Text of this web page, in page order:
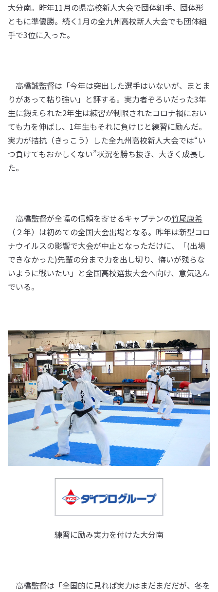
大分南。昨年11月の県高校新人大会で団体組手、団体形
ともに準優勝。続く1月の全九州高校新人大会でも団体組
手で3位に入った。
高橋誠監督は「今年は突出した選手はいないが、まとま
りがあって粘り強い」と評する。実力者ぞろいだった3年
生に鍛えられた2年生は練習が制限されたコロナ禍におい
ても力を伸ばし、1年生もそれに負けじと練習に励んだ。
実力が拮抗（きっこう）した全九州高校新人大会では“い
つ負けてもおかしくない”状況を勝ち抜き、大きく成長し
た。
高橋監督が全幅の信頼を寄せるキャプテンの竹尾康希
（２年）は初めての全国大会出場となる。昨年は新型コロ
ナウイルスの影響で大会が中止となっただけに、「(出場
できなかった)先輩の分まで力を出し切り、悔いが残らな
いように戦いたい」と全国高校選抜大会へ向け、意気込ん
でいる。
練習に励み実力を付けた大分南
高橋監督は「全国的に見れば実力はまだまだだが、冬を